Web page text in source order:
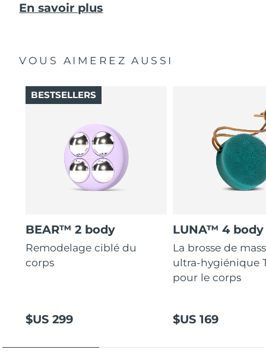
En savoir plus
VOUS AIMEREZ AUSSI
BEAR™ 2 body
Remodelage ciblé du
corps
$US 299
BESTSELLERS
LUNA™ 4 body
La brosse de
ultra-hygiénique
pour le corps
$US 169